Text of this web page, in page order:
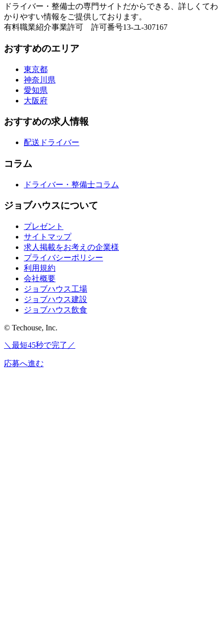
ドライバー・整備士の専門サイトだからできる、詳しくてわ
かりやすい情報をご提供しております。
有料職業紹介事業許可 許可番号13-ユ-307167
おすすめのエリア
東京都
神奈川県
愛知県
大阪府
おすすめの求人情報
配送ドライバー
コラム
ドライバー・整備士コラム
ジョブハウスについて
プレゼント
サイトマップ
求人掲載をお考えの企業様
プライバシーポリシー
利用規約
会社概要
ジョブハウス工場
ジョブハウス建設
ジョブハウス飲食
© Techouse, Inc.
＼最短45秒で完了／
応募へ進む